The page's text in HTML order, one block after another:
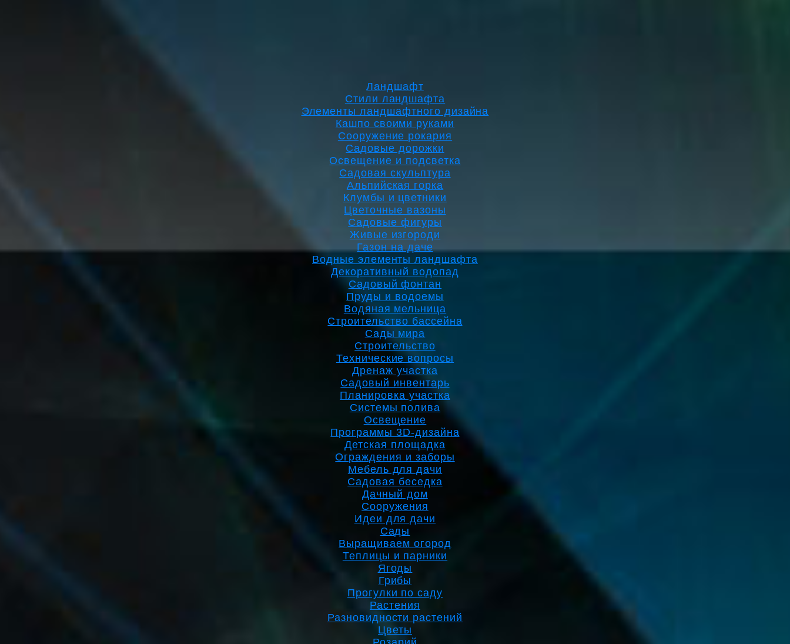
Ландшафт
Стили ландшафта
Элементы ландшафтного дизайна
Кашпо своими руками
Сооружение рокария
Садовые дорожки
Освещение и подсветка
Садовая скульптура
Альпийская горка
Клумбы и цветники
Цветочные вазоны
Садовые фигуры
Живые изгороди
Газон на даче
Водные элементы ландшафта
Декоративный водопад
Садовый фонтан
Пруды и водоемы
Водяная мельница
Строительство бассейна
Сады мира
Строительство
Технические вопросы
Дренаж участка
Садовый инвентарь
Планировка участка
Системы полива
Освещение
Программы 3D-дизайна
Детская площадка
Ограждения и заборы
Мебель для дачи
Садовая беседка
Дачный дом
Сооружения
Идеи для дачи
Сады
Выращиваем огород
Теплицы и парники
Ягоды
Грибы
Прогулки по саду
Растения
Разновидности растений
Цветы